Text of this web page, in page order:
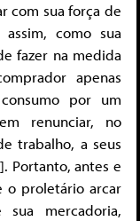
com sua força de
como sua
fazer na medida
apenas
por um
renunciar, no
trabalho, a seus
Portanto, antes e
o proletário arcar
mercadoria,